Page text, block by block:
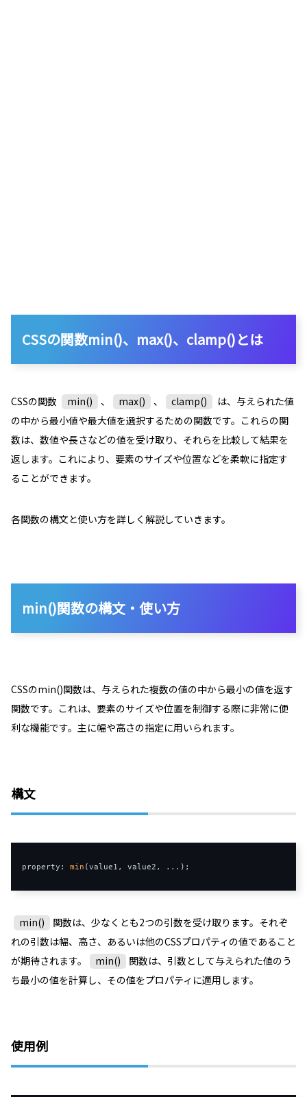
CSSの関数min()、max()、clamp()とは
CSSの関数 min() 、 max() 、 clamp()
は、与えられた値
の中から最小値や最大値を選択するための関数です。これらの関
数は、数値や長さなどの値を受け取り、それらを比較して結果を
返します。これにより、要素のサイズや位置などを柔軟に指定す
ることができます。
各関数の構文と使い方を詳しく解説していきます。
min()関数の構文・使い方
CSSのmin()関数は、与えられた複数の値の中から最小の値を返す
関数です。これは、要素のサイズや位置を制御する際に非常に便
利な機能です。主に幅や高さの指定に用いられます。
構文
property: min
min()
関数は、少なくとも2つの引数を受け取ります。それぞ
れの引数は幅、高さ、あるいは他のCSSプロパティの値であること
が期待されます。
min()
関数は、引数として与えられた値のう
ち最小の値を計算し、その値をプロパティに適用します。
使用例